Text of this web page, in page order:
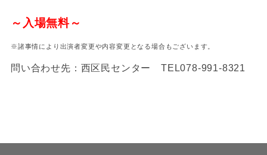
～入場無料～
※諸事情により出演者変更や内容変更となる場合もございます。
問い合わせ先：西区民センター TEL078-991-8321